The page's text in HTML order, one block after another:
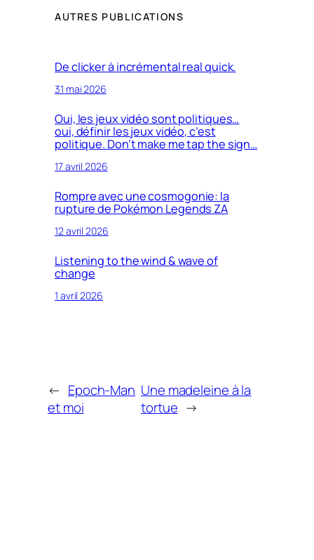
AUTRES PUBLICATIONS
De clicker à incrémental real quick.
31 mai 2026
Oui, les jeux vidéo sont politiques…
oui, définir les jeux vidéo, c’est
politique. Don’t make me tap the sign…
17 avril 2026
Rompre avec une cosmogonie: la
rupture de Pokémon Legends ZA
12 avril 2026
Listening to the wind & wave of
change
1 avril 2026
← Epoch-Man
et moi
Une madeleine à la
tortue →